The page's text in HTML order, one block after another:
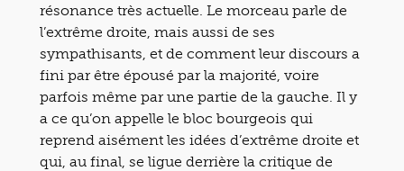
résonance très actuelle. Le morceau parle de
l’extrême droite, mais aussi de ses
sympathisants, et de comment leur discours a
fini par être épousé par la majorité, voire
parfois même par une partie de la gauche. Il y
a ce qu’on appelle le bloc bourgeois qui
reprend aisément les idées d’extrême droite et
qui, au final, se ligue derrière la critique de